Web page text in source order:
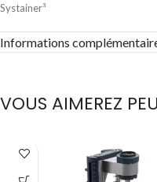
Systainer³
Informations
VOUS AIMEREZ